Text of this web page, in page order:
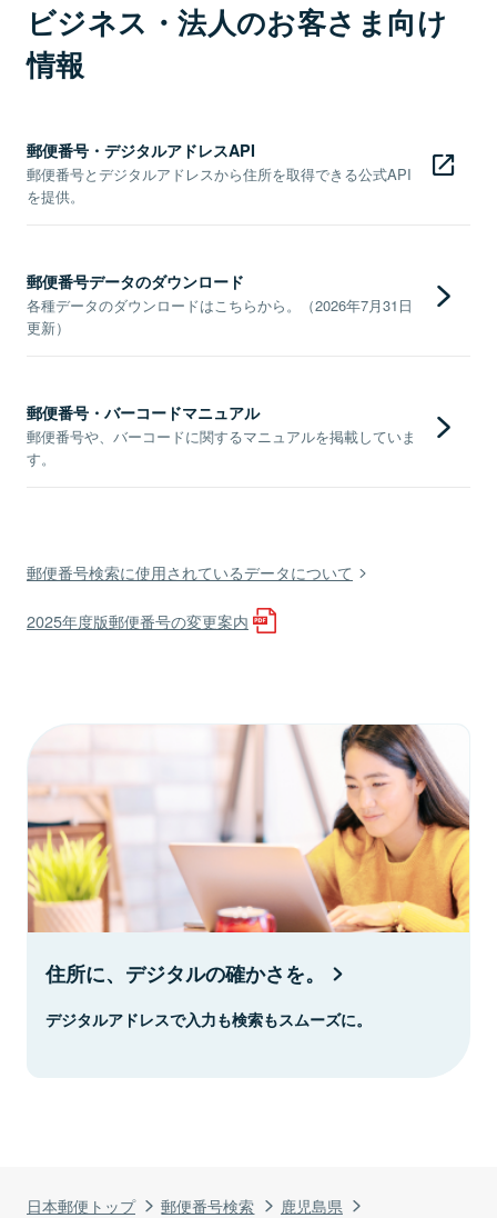
日本郵便トップ 郵便番号検索
鹿児島県
ビジネス・法人のお客さま向け
情報
郵便番号・デジタルアドレスAPI
郵便番号とデジタルアドレスから住所を取得できる公式API
を提供。
郵便番号データのダウンロード
各種データのダウンロードはこちらから。（2026年7月31日
更新）
郵便番号・バーコードマニュアル
郵便番号や、バーコードに関するマニュアルを掲載していま
す。
郵便番号検索に使用されているデータについて
2025年度版郵便番号の変更案内
住所に、デジタルの確かさを。
デジタルアドレスで入力も検索もスムーズに。